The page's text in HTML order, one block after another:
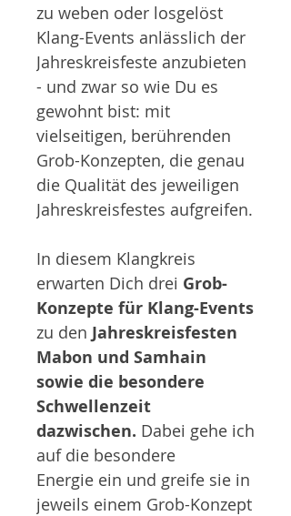
zu weben oder losgelöst
Klang-Events anlässlich der
Jahreskreisfeste anzubieten
- und zwar so wie Du es
gewohnt bist: mit
vielseitigen, berührenden
Grob-Konzepten, die genau
die Qualität des jeweiligen
Jahreskreisfestes aufgreifen.
In diesem Klangkreis
erwarten Dich drei Grob-
Konzepte für Klang-Events
zu den Jahreskreisfesten
Mabon und Samhain
sowie die besondere
Schwellenzeit
dazwischen. Dabei gehe ich
auf die besondere
Energie ein und greife sie in
jeweils einem Grob-Konzept